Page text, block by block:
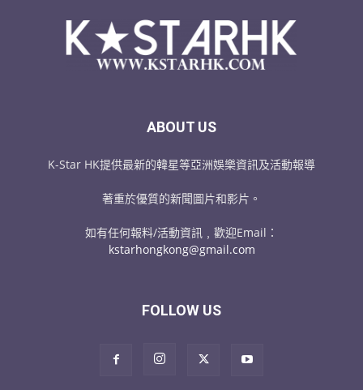
ABOUT US
K-Star HK提供最新的韓星等亞洲娛樂資訊及活動報導
著重於優質的新聞圖片和影片。
如有任何報料/活動資訊﹐歡迎Email：
kstarhongkong@gmail.com
FOLLOW US